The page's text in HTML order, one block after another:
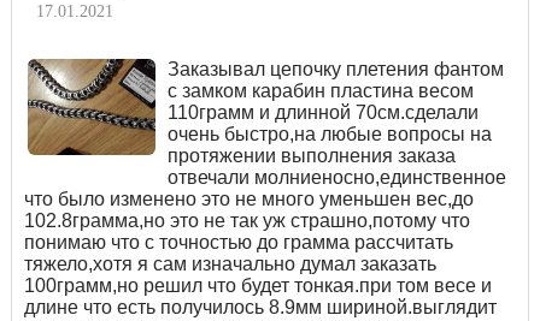
17.01.2021
Заказывал цепочку плетения фантом
с замком карабин пластина весом
110грамм и длинной 70см.сделали
очень быстро,на любые вопросы на
протяжении выполнения заказа
отвечали молниеносно,единственное
что было изменено это не много уменьшен вес,до
102.8грамма,но это не так уж страшно,потому что
понимаю что с точностью до грамма рассчитать
тяжело,хотя я сам изначально думал заказать
100грамм,но решил что будет тонкая.при том весе и
длине что есть получилось 8.9мм шириной.выглядит